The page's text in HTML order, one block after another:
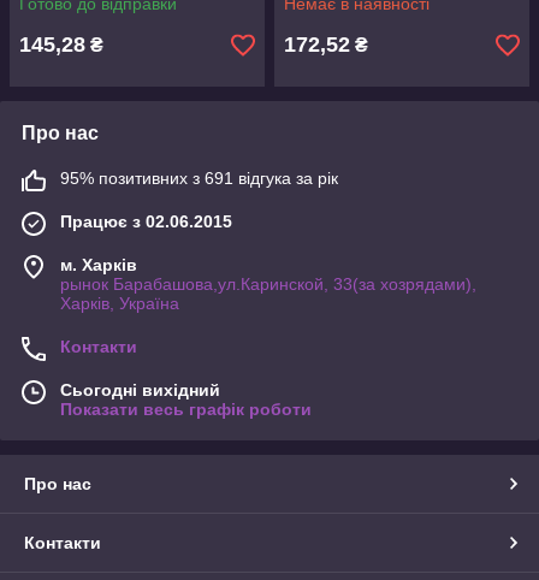
145,28 ₴ 172,52 ₴
Про нас
95% позитивних з 691 відгука за рік
Працює з 02.06.2015
м. Харків
рынок Барабашова,ул.Каринской, 33(за хозрядами),
Харків, Україна
Контакти
Сьогодні вихідний
Показати весь графік роботи
Про нас
Контакти